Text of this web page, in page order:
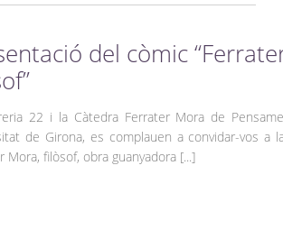
del còmic
22 i la Càtedra Ferrater Mora de
de Girona, es complauen a convidar-vos a
Mora, filòsof, obra guanyadora [...]